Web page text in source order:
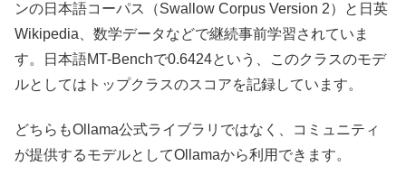
ンの日本語コーパス（Swallow Corpus Version 2）と日英
Wikipedia、数学データなどで継続事前学習されていま
す。日本語MT-Benchで0.6424という、このクラスのモデ
ルとしてはトップクラスのスコアを記録しています。
どちらもOllama公式ライブラリではなく、コミュニティ
が提供するモデルとしてOllamaから利用できます。